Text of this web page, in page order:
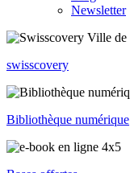
Newsletter
swisscovery
Bibliothèque numérique